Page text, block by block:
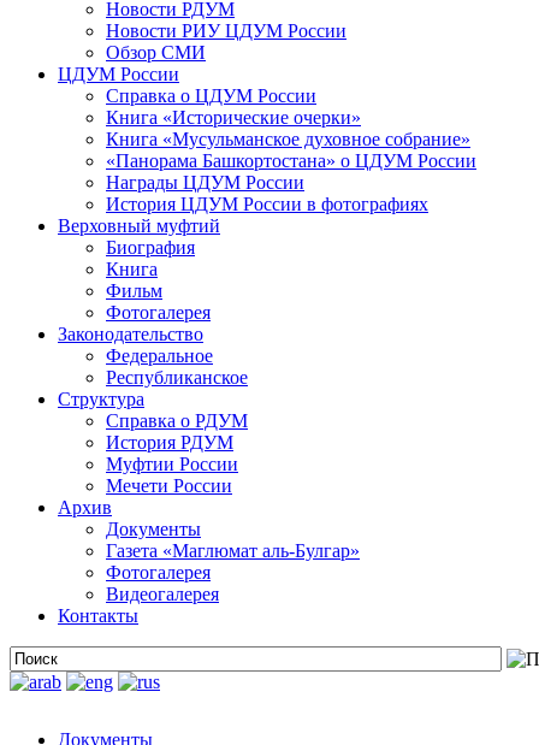
Новости РДУМ
Новости РИУ ЦДУМ России
Обзор СМИ
ЦДУМ России
Справка о ЦДУМ России
Книга «Исторические очерки»
Книга «Мусульманское духовное собрание»
«Панорама Башкортостана» о ЦДУМ России
Награды ЦДУМ России
История ЦДУМ России в фотографиях
Верховный муфтий
Биография
Книга
Фильм
Фотогалерея
Законодательство
Федеральное
Республиканское
Структура
Справка о РДУМ
История РДУМ
Муфтии России
Мечети России
Архив
Документы
Газета «Маглюмат аль-Булгар»
Фотогалерея
Видеогалерея
Контакты
Документы